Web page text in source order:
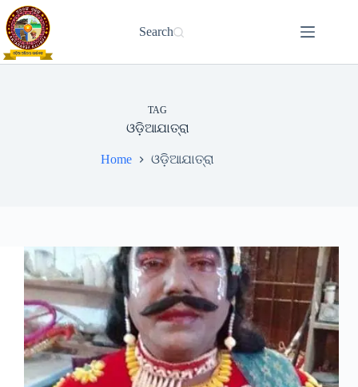
Skip
to
content
Search
TAG
ଓଡ଼ିଆଯାତ୍ରା
Home ଓଡ଼ିଆଯାତ୍ରା